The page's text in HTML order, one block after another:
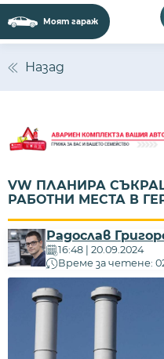
Моят гараж
Назад
VW ПЛАНИРА
РАБОТНИ МЕСТА В
Радослав
16:48 | 20.09.2024
Време за четене: